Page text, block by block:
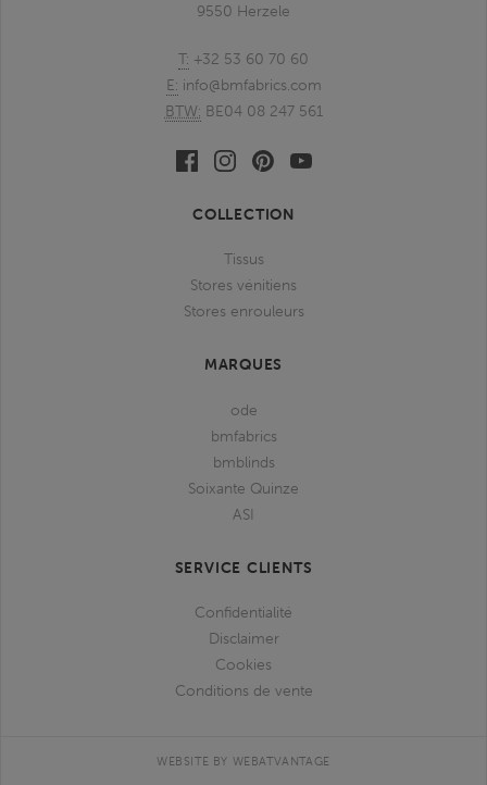
9550 Herzele
T: +32 53 60 70 60
E: info@bmfabrics.com
BTW: BE04 08 247 561
FacebookLinkedinPinterestYoutube
COLLECTION
Tissus
Stores vénitiens
Stores enrouleurs
MARQUES
ode
bmfabrics
bmblinds
Soixante Quinze
ASI
SERVICE CLIENTS
Confidentialité
Disclaimer
Cookies
Conditions de vente
WEBSITE BY WEBATVANTAGE